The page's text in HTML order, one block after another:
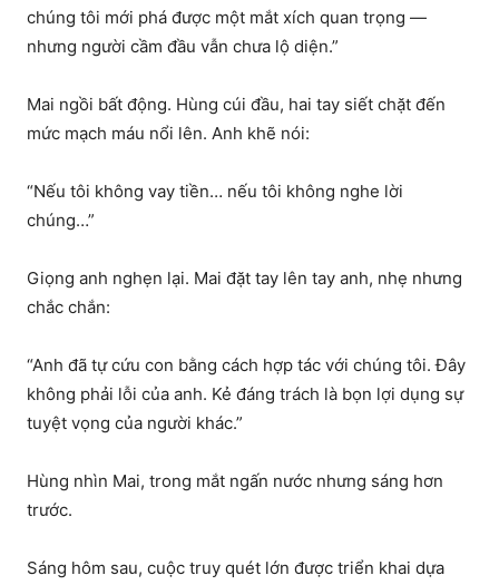
chúng tôi mới phá được một mắt xích quan trọng —
nhưng người cầm đầu vẫn chưa lộ diện.”
Mai ngồi bất động. Hùng cúi đầu, hai tay siết chặt đến
mức mạch máu nổi lên. Anh khẽ nói:
“Nếu tôi không vay tiền… nếu tôi không nghe lời
chúng…”
Giọng anh nghẹn lại. Mai đặt tay lên tay anh, nhẹ nhưng
chắc chắn:
“Anh đã tự cứu con bằng cách hợp tác với chúng tôi. Đây
không phải lỗi của anh. Kẻ đáng trách là bọn lợi dụng sự
tuyệt vọng của người khác.”
Hùng nhìn Mai, trong mắt ngấn nước nhưng sáng hơn
trước.
Sáng hôm sau, cuộc truy quét lớn được triển khai dựa